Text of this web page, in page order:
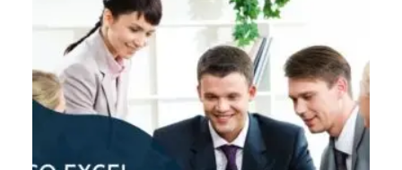
Valorado
con5.00de